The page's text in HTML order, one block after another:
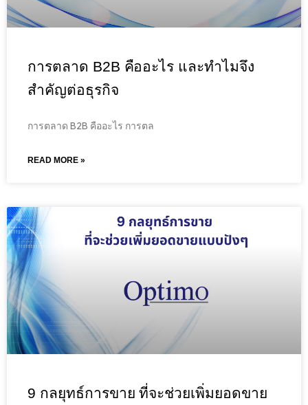
การตลาด B2B คืออะไร และทำไมจึง
สำคัญต่อธุรกิจ
การตลาด B2B คืออะไร การตล
READ MORE »
9 กลยุทธ์การขาย ที่จะช่วยเพิ่มยอดขาย